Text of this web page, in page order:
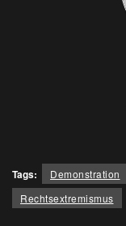
Tags: Demonstration
Rechtsextremismus